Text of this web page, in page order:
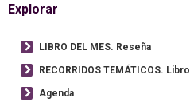
Explorar
LIBRO DEL MES. Reseña
RECORRIDOS TEMÁTICOS.
Agenda